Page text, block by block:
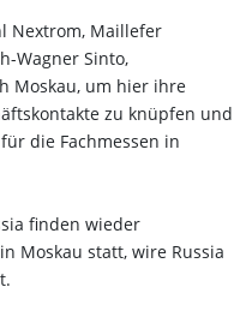
Nextrom, Maillefer
Wagner Sinto,
Moskau, um hier ihre
zu knüpfen und
die Fachmessen in
finden wieder
Moskau statt, wire Russia